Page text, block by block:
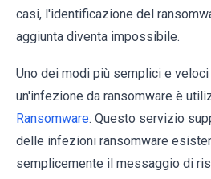
casi, l'identificazione del
aggiunta diventa impossibile.
Uno dei modi più semplici e
un'infezione da ransomware è
Ransomware. Questo servizio
delle infezioni ransomware
semplicemente il messaggio di